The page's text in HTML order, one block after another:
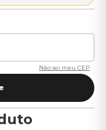
Não sei meu CEP